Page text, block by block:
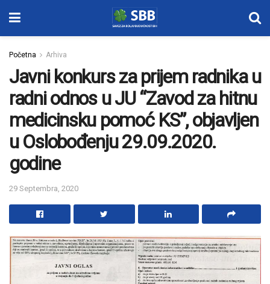
Početna Arhiva
Javni konkurs za prijem radnika u
radni odnos u JU “Zavod za hitnu
medicinsku pomoć KS”, objavljen
u Oslobođenju 29.09.2020.
godine
29 Septembra, 2020